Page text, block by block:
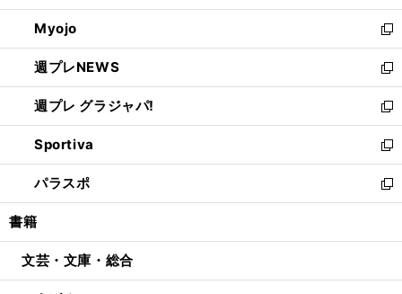
開
く
ウ
で
開
く
ン
ド
ウ
で
開
く
ウ
ィ
ン
ド
ウ
で
開
く
Myojo
新
し
い
ウ
ィ
ン
ド
ウ
で
開
週プレNEWS
新
し
い
ウ
ィ
ン
ド
ウ
開
週プレ グラジャパ!
新
し
い
ウ
ィ
ン
ウ
開
Sportiva
新
し
い
ウ
ン
ウ
パラスポ
新
し
ウ
ン
書籍
文芸・文庫・総合